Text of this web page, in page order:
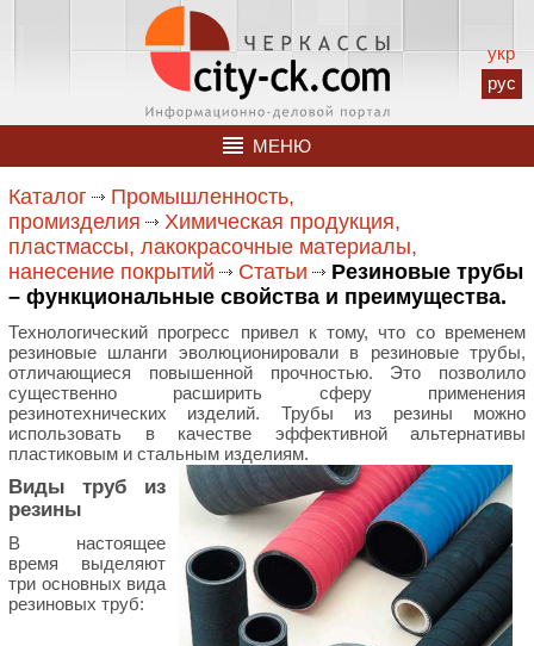
укр
рус
МЕНЮ
Каталог
Промышленность,
промизделия
Химическая продукция,
пластмассы, лакокрасочные материалы,
нанесение покрытий
Статьи
Резиновые трубы
– функциональные свойства и преимущества.
Технологический прогресс привел к тому, что со временем
резиновые шланги эволюционировали в резиновые трубы,
отличающиеся повышенной прочностью. Это позволило
существенно расширить сферу применения
резинотехнических изделий. Трубы из резины можно
использовать в качестве эффективной альтернативы
пластиковым и стальным изделиям.
Виды труб из
резины
В настоящее
время выделяют
три основных вида
резиновых труб: